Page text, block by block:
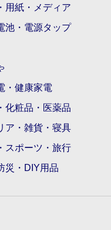
用紙・メディア
池・電源タップ
・健康家電
化粧品・医薬品
ア・雑貨・寝具
スポーツ・旅行
災・DIY用品